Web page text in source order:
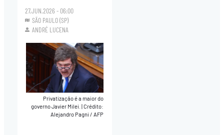
27.JUN.2026 - 06:00
SÃO PAULO (SP)
ANDRÉ LUCENA
Privatização é a maior do
governo Javier Milei.
Crédito:
Alejandro Pagni / AFP